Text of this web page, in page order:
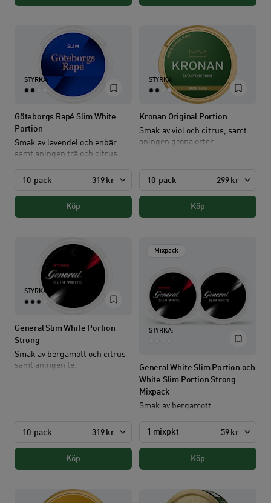
STYRKA:
Göteborgs Rapé Slim White
Portion
Smak av lavendel och enbär
samt aningen trä och citrus.
10-pack 319 kr
Köp
STYRKA:
Kronan Original Portion
Smak av viol och citrus, samt
aningen gröna örter.
10-pack 299 kr
Köp
STYRKA:
General Slim White Portion
Strong
Smak av bergamott och citrus
samt aningen te.
10-pack 319 kr
Köp
STYRKA:
General White Slim Portion och
White Slim Portion Strong
Mixpack
Smak av bergamott.
Mixpack
1 mixpkt 59 kr
Köp